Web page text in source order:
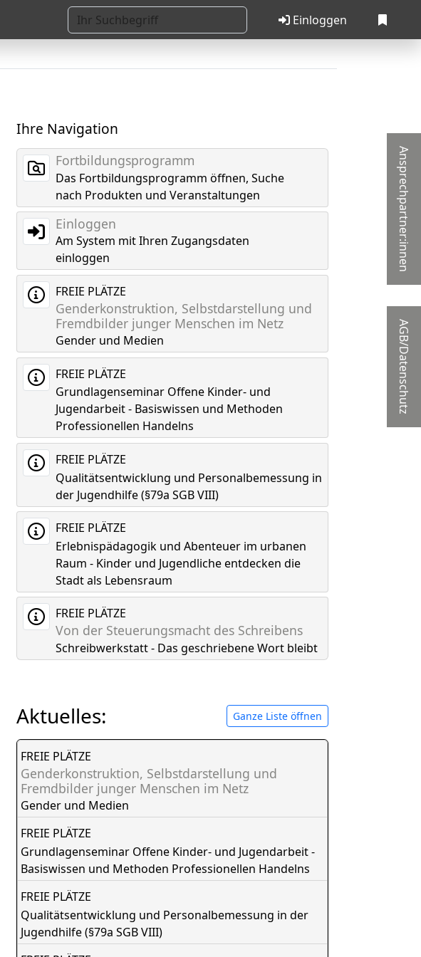
Einloggen
Ansprechpartner:innen
AGB/Datenschutz
Ihre Navigation
Fortbildungsprogramm
Das Fortbildungsprogramm öffnen, Suche
nach Produkten und Veranstaltungen
Einloggen
Am System mit Ihren Zugangsdaten
einloggen
FREIE PLÄTZE
Genderkonstruktion, Selbstdarstellung und
Fremdbilder junger Menschen im Netz
Gender und Medien
FREIE PLÄTZE
Grundlagenseminar Offene Kinder- und
Jugendarbeit - Basiswissen und Methoden
Professionellen Handelns
FREIE PLÄTZE
Qualitätsentwicklung und Personalbemessung in
der Jugendhilfe (§79a SGB VIII)
FREIE PLÄTZE
Erlebnispädagogik und Abenteuer im urbanen
Raum - Kinder und Jugendliche entdecken die
Stadt als Lebensraum
FREIE PLÄTZE
Von der Steuerungsmacht des Schreibens
Schreibwerkstatt - Das geschriebene Wort bleibt
Aktuelles: Ganze Liste öffnen
FREIE PLÄTZE
Genderkonstruktion, Selbstdarstellung und
Fremdbilder junger Menschen im Netz
Gender und Medien
FREIE PLÄTZE
Grundlagenseminar Offene Kinder- und Jugendarbeit -
Basiswissen und Methoden Professionellen Handelns
FREIE PLÄTZE
Qualitätsentwicklung und Personalbemessung in der
Jugendhilfe (§79a SGB VIII)